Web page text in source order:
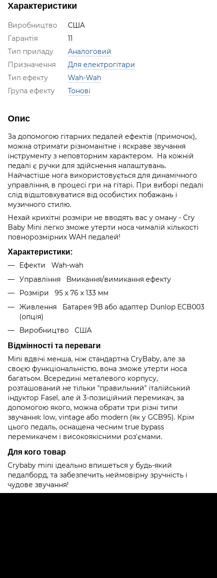
Характеристики
Виробництво
США
Гарантія
11
Тип приладу
Аналоговий
Призначення
Для електрогітари
Тип ефекту
Wah-Wah
Група ефекту
Тонові
Опис
За допомогою гітарних педалей ефектів (примочок),
можна отримати різноманітне і яскраве звучання
інструменту з неповторним характером. На кожній
педалі є ручки для здійснення налаштувань.
Найчастіше нога використовується для динамічного
управління, в процесі гри на гітарі. При виборі педалі
слід відштовхуватися від особистих побажань і
музичного стилю.
Нехай крихітні розміри не вводять вас у оману - Cry
Baby Mini легко зможе утерти носа чималій кількості
повнорозмірних WAH педалей!
Характеристики:
Ефекти Wah-wah
Управління Вмикання/вимикання ефекту
Розміри 95 х 76 х 133 мм
Живлення Батарея 9В або адаптер Dunlop ECB003
(опція)
Виробництво США
Відмінності та переваги
Mini вдвічі менша, ніж стандартна CryBaby, але за
своєю функціональністю, вона зможе утерти носа
багатьом. Всередині металевого корпусу,
розташований не тільки "правильний" італійський
індуктор Fasel, але й 3-позиційний перемикач, за
допомогою якого, можна обрати три різні типи
звучання: low, vintage або modern (як у GCB95). Крім
цього педаль, оснащена чесним true bypass
перемикачем і високоякісними роз'ємами.
Для кого товар
Crybaby mini ідеально впишеться у будь-який
педалборд, та забезпечить неймовірну зручність і
чудове звучання!